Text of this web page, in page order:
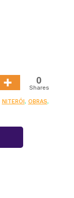
0
Shares
NITERÓI, OBRAS,